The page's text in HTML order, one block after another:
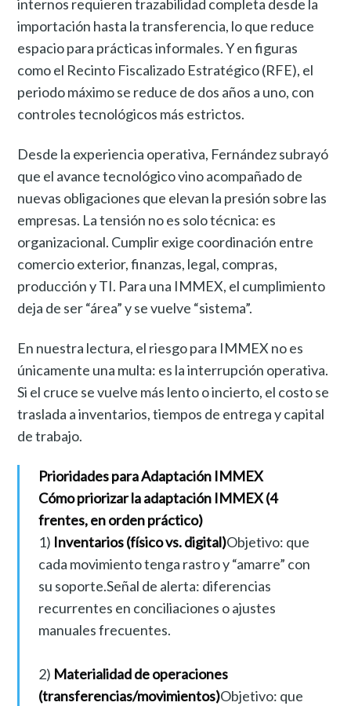
internos requieren trazabilidad completa desde la
importación hasta la transferencia, lo que reduce
espacio para prácticas informales. Y en figuras
como el Recinto Fiscalizado Estratégico (RFE), el
periodo máximo se reduce de dos años a uno, con
controles tecnológicos más estrictos.
Desde la experiencia operativa, Fernández subrayó
que el avance tecnológico vino acompañado de
nuevas obligaciones que elevan la presión sobre las
empresas. La tensión no es solo técnica: es
organizacional. Cumplir exige coordinación entre
comercio exterior, finanzas, legal, compras,
producción y TI. Para una IMMEX, el cumplimiento
deja de ser “área” y se vuelve “sistema”.
En nuestra lectura, el riesgo para IMMEX no es
únicamente una multa: es la interrupción operativa.
Si el cruce se vuelve más lento o incierto, el costo se
traslada a inventarios, tiempos de entrega y capital
de trabajo.
Prioridades para Adaptación IMMEX
Cómo priorizar la adaptación IMMEX (4
frentes, en orden práctico)
1) Inventarios (físico vs. digital)Objetivo: que
cada movimiento tenga rastro y “amarre” con
su soporte.Señal de alerta: diferencias
recurrentes en conciliaciones o ajustes
manuales frecuentes.
2) Materialidad de operaciones
(transferencias/movimientos)Objetivo: que